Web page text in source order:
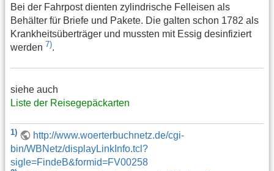
Bei der Fahrpost dienten zylindrische Felleisen als
Behälter für Briefe und Pakete. Die galten schon 1782 als
Krankheitsüberträger und mussten mit Essig desinfiziert
werden 7).
siehe auch
Liste der Reisegepäckarten
1)
http://www.woerterbuchnetz.de/cgi-
bin/WBNetz/displayLinkInfo.tcl?
sigle=FindeB&formid=FV00258